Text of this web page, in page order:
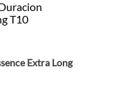
Extra Long